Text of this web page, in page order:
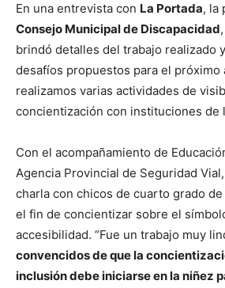
En una entrevista con La Portada, la
Consejo Municipal de Discapacidad,
brindó detalles del trabajo realizado
desafíos propuestos para el próximo
realizamos varias actividades de
concientización con instituciones de
Con el acompañamiento de
Agencia Provincial de Seguridad
charla con chicos de cuarto grado de
el fin de concientizar sobre el
accesibilidad. “Fue un trabajo muy
convencidos de que la
inclusión debe iniciarse en la niñez